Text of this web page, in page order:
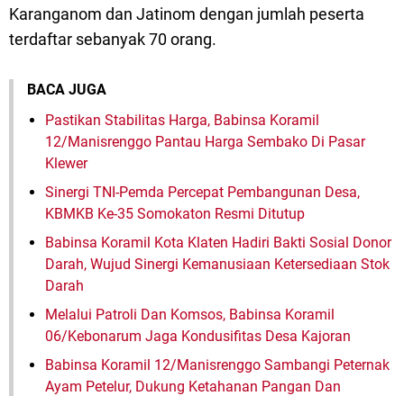
Karanganom dan Jatinom dengan jumlah peserta
terdaftar sebanyak 70 orang.
BACA JUGA
Pastikan Stabilitas Harga, Babinsa Koramil
12/Manisrenggo Pantau Harga Sembako Di Pasar
Klewer
Sinergi TNI-Pemda Percepat Pembangunan Desa,
KBMKB Ke-35 Somokaton Resmi Ditutup
Babinsa Koramil Kota Klaten Hadiri Bakti Sosial Donor
Darah, Wujud Sinergi Kemanusiaan Ketersediaan Stok
Darah
Melalui Patroli Dan Komsos, Babinsa Koramil
06/Kebonarum Jaga Kondusifitas Desa Kajoran
Babinsa Koramil 12/Manisrenggo Sambangi Peternak
Ayam Petelur, Dukung Ketahanan Pangan Dan